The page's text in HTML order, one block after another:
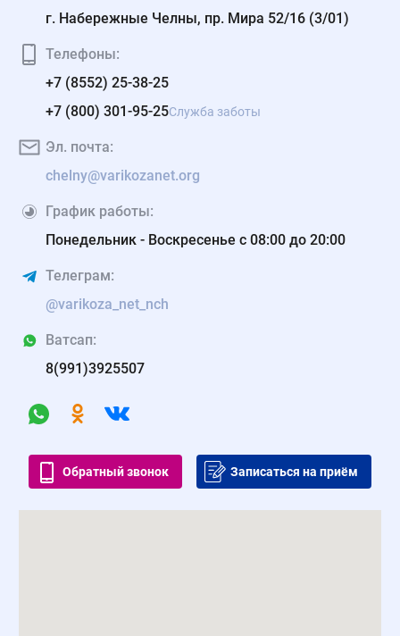
г. Набережные Челны, пр. Мира 52/16 (3/01)
Телефоны:
+7 (8552) 25-38-25
+7 (800) 301-95-25Служба заботы
Эл. почта:
chelny@varikozanet.org
График работы:
Понедельник - Воскресенье с 08:00 до 20:00
Телеграм:
@varikoza_net_nch
Ватсап:
8(991)3925507
Обратный звонок Записаться на приём